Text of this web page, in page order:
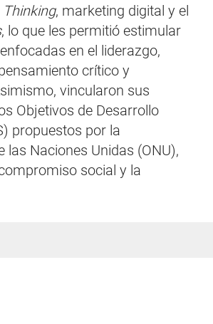
Thinking, marketing digital y el
, lo que les permitió estimular
en el liderazgo,
crítico y
vincularon sus
Objetivos de Desarrollo
propuestos por la
las Naciones Unidas (ONU),
social y la